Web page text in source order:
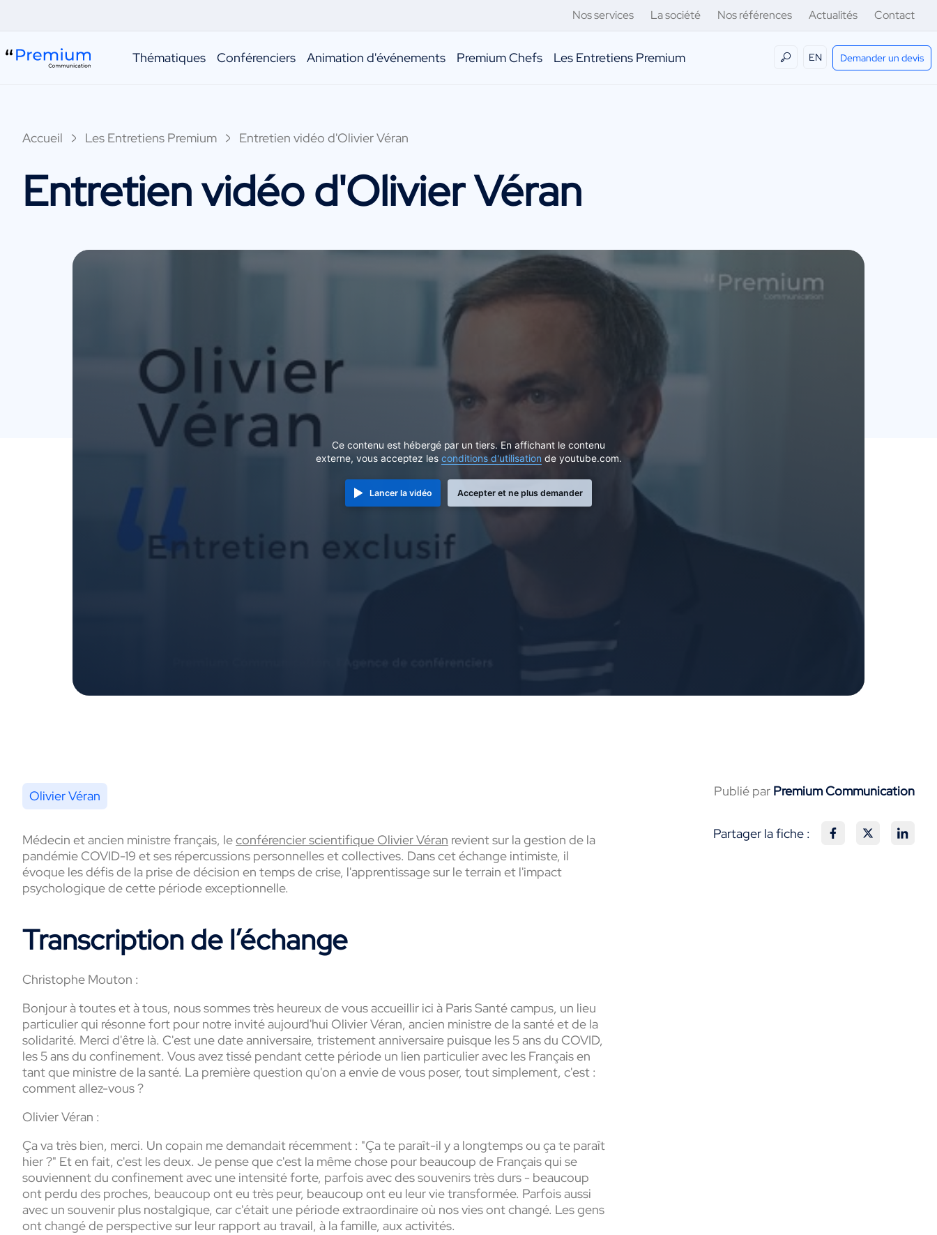
Nos services La société Nos références Actualités Contact
Thématiques Conférenciers Animation d'événements Premium Chefs Les Entretiens Premium EN Demander un devis
Accueil Les Entretiens Premium Entretien vidéo d'Olivier Véran
Entretien vidéo d'Olivier Véran
Ce contenu est hébergé par un tiers. En affichant le contenu
externe, vous acceptez les conditions d'utilisation de youtube.com.
Lancer la vidéo Accepter et ne plus demander
Publié par Premium Communication
Partager la fiche :
Olivier Véran
Médecin et ancien ministre français, leconférencier scientifique Olivier Véran revient sur la gestion de la
pandémie COVID-19 et ses répercussions personnelles et collectives. Dans cet échange intimiste, il
évoque les défis de la prise de décision en temps de crise, l'apprentissage sur le terrain et l'impact
psychologique de cette période exceptionnelle.
Transcription de l’échange
Christophe Mouton :
Bonjour à toutes et à tous, nous sommes très heureux de vous accueillir ici à Paris Santé campus, un lieu
particulier qui résonne fort pour notre invité aujourd'hui Olivier Véran, ancien ministre de la santé et de la
solidarité. Merci d'être là. C'est une date anniversaire, tristement anniversaire puisque les 5 ans du COVID,
les 5 ans du confinement. Vous avez tissé pendant cette période un lien particulier avec les Français en
tant que ministre de la santé. La première question qu'on a envie de vous poser, tout simplement, c'est :
comment allez-vous ?
Olivier Véran :
Ça va très bien, merci. Un copain me demandait récemment : "Ça te paraît-il y a longtemps ou ça te paraît
hier ?" Et en fait, c'est les deux. Je pense que c'est la même chose pour beaucoup de Français qui se
souviennent du confinement avec une intensité forte, parfois avec des souvenirs très durs - beaucoup
ont perdu des proches, beaucoup ont eu très peur, beaucoup ont eu leur vie transformée. Parfois aussi
avec un souvenir plus nostalgique, car c'était une période extraordinaire où nos vies ont changé. Les gens
ont changé de perspective sur leur rapport au travail, à la famille, aux activités.